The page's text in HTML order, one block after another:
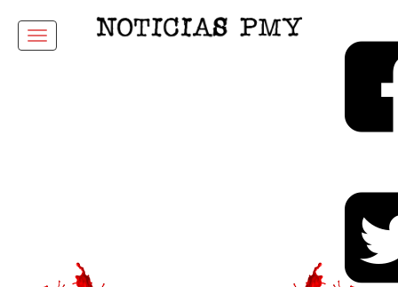
Menu